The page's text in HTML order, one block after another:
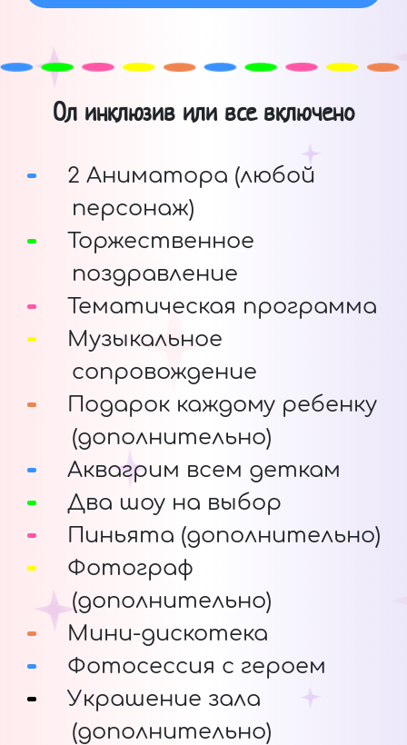
Ол инклюзив или все включено
2 Аниматора (любой
персонаж)
Торжественное
поздравление
Тематическая программа
Музыкальное
сопровождение
Подарок каждому ребенку
(дополнительно)
Аквагрим всем деткам
Два шоу на выбор
Пиньята (дополнительно)
Фотограф
(дополнительно)
Мини-дискотека
Фотосессия с героем
Украшение зала
(дополнительно)